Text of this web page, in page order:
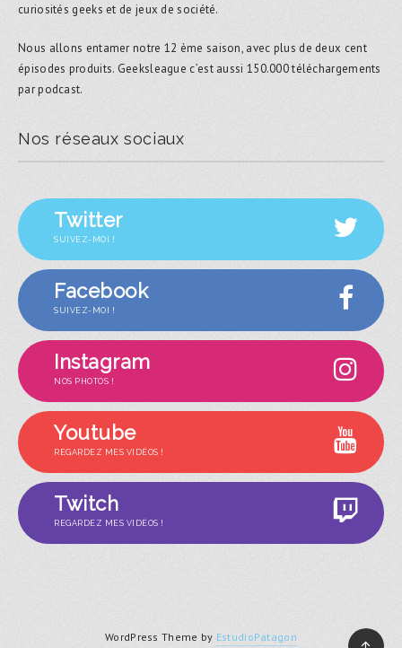
curiosités geeks et de jeux de société.
Nous allons entamer notre 12 ème saison, avec plus de deux cent
épisodes produits. Geeksleague c’est aussi 150.000 téléchargements
par podcast.
Nos réseaux sociaux
Twitter
SUIVEZ-MOI !
Facebook
SUIVEZ-MOI !
Instagram
NOS PHOTOS !
Youtube
REGARDEZ MES VIDÉOS !
Twitch
REGARDEZ MES VIDÉOS !
WordPress Theme by EstudioPatagon